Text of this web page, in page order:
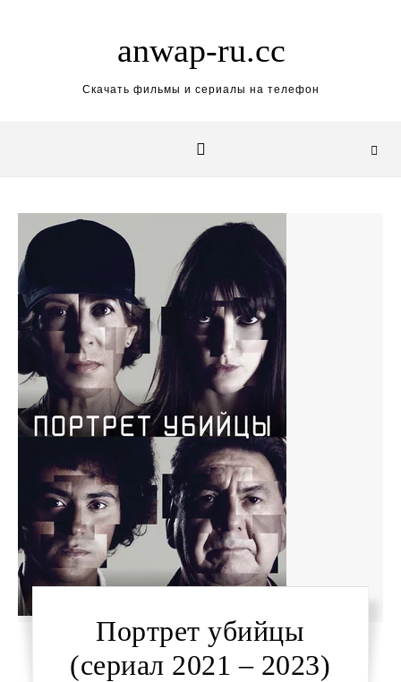
anwap-ru.cc
Скачать фильмы и сериалы на телефон
Портрет убийцы
(сериал 2021 – 2023)